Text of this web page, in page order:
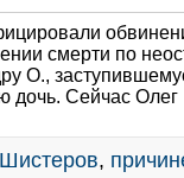
смерти по
О.,
дочь. Сейчас Олег
,